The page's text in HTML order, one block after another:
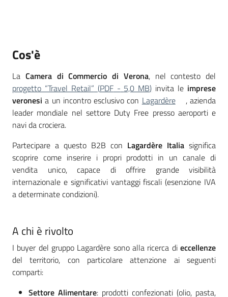
Cos'è
La Camera di Commercio di Verona, nel contesto del
progetto “Travel Retail” (PDF- 5,0 MB) invita le imprese
veronesi a un incontro esclusivo con Lagardère
, azienda
leader mondiale nel settore Duty Free presso aeroporti e
navi da crociera.
Partecipare a questo B2B con Lagardère Italia significa
scoprire come inserire i propri prodotti in un canale di
vendita unico, capace di offrire grande visibilità
internazionale e significativi vantaggi fiscali (esenzione IVA
a determinate condizioni).
A chi è rivolto
I buyer del gruppo Lagardère sono alla ricerca di eccellenze
del territorio, con particolare attenzione ai seguenti
comparti:
Settore Alimentare: prodotti confezionati (olio, pasta,